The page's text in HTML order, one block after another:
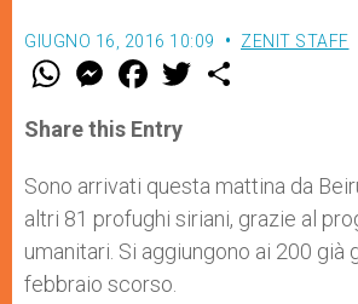
GIUGNO 16, 2016 10:09 ZENIT STAFF
W
t
s
p
p
M
e
s
e
g
e
r
F
a
e
b
o
k
w
r
Share this Entry
Sono arrivati questa mattina da
altri 81 profughi siriani, grazie al
umanitari. Si aggiungono ai 200 già
febbraio scorso.